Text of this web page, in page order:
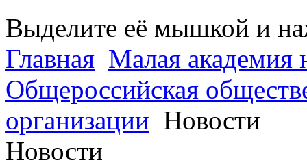
Выделите её мышкой и
Главная Малая академия
Общероссийская
организации Новости
Новости